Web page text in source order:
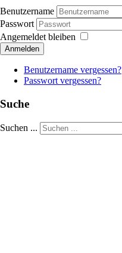
Benutzername
Passwort
Angemeldet bleiben
Anmelden
Benutzername vergessen?
Passwort vergessen?
Suche
Suchen ...